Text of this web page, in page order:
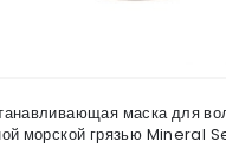
маска для
морской грязью Mineral